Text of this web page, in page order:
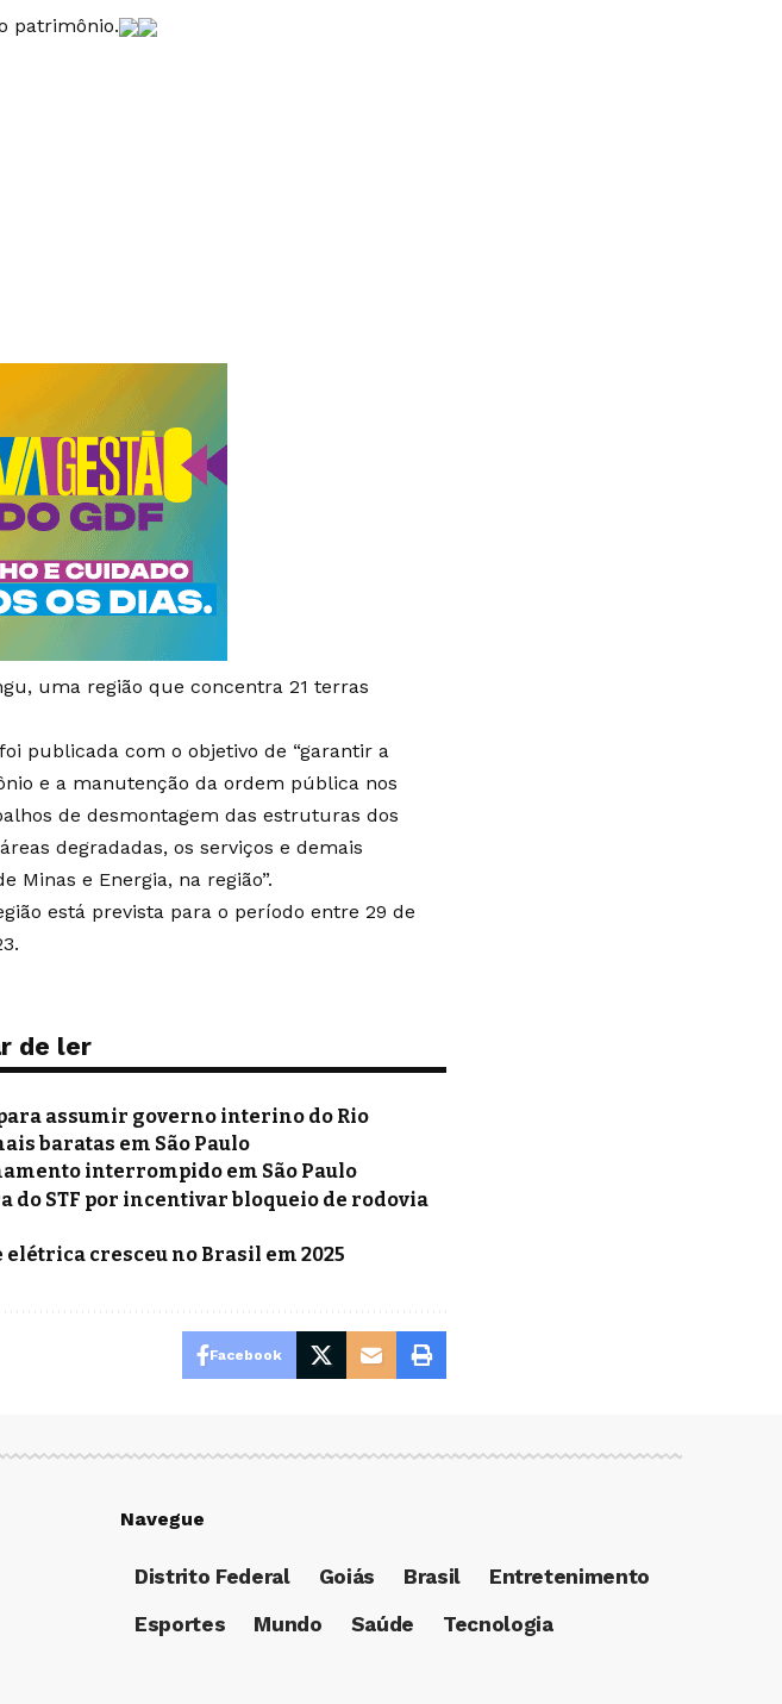
patrimônio.
, uma região que concentra 21 terras
publicada com o objetivo de “garantir a
e a manutenção da ordem pública nos
de desmontagem das estruturas dos
degradadas, os serviços e demais
Minas e Energia, na região”.
está prevista para o período entre 29 de
de ler
assumir governo interino do Rio
baratas em São Paulo
interrompido em São Paulo
do STF por incentivar bloqueio de rodovia
cresceu no Brasil em 2025
Facebook
Navegue
Distrito Federal Goiás Brasil
Entretenimento
Esportes
Mundo Saúde Tecnologia